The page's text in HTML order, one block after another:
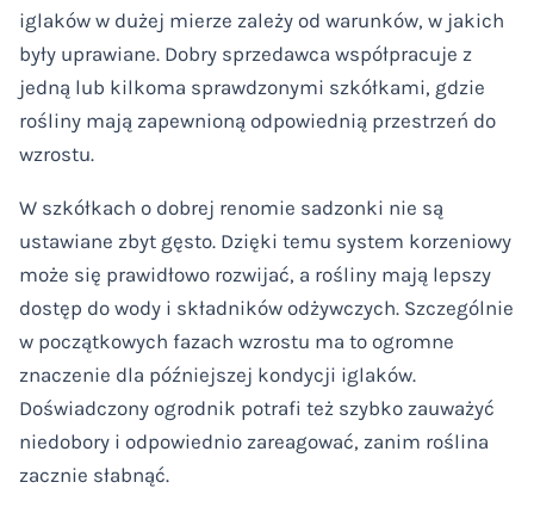
iglaków w dużej mierze zależy od warunków, w jakich
były uprawiane. Dobry sprzedawca współpracuje z
jedną lub kilkoma sprawdzonymi szkółkami, gdzie
rośliny mają zapewnioną odpowiednią przestrzeń do
wzrostu.
W szkółkach o dobrej renomie sadzonki nie są
ustawiane zbyt gęsto. Dzięki temu system korzeniowy
może się prawidłowo rozwijać, a rośliny mają lepszy
dostęp do wody i składników odżywczych. Szczególnie
w początkowych fazach wzrostu ma to ogromne
znaczenie dla późniejszej kondycji iglaków.
Doświadczony ogrodnik potrafi też szybko zauważyć
niedobory i odpowiednio zareagować, zanim roślina
zacznie słabnąć.